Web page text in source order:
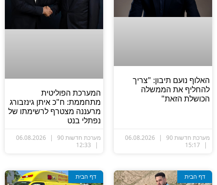
נועם תיבון: "צריך
את הממשלה
הזאת"
חדשות 90
המערכת הפוליטית
מתחממת: ח"כ איתן גינזבורג
מרעננה מצטרף לרשימתו של
נפתלי בנט
מערכת חדשות 90
דף הבית דף הבית